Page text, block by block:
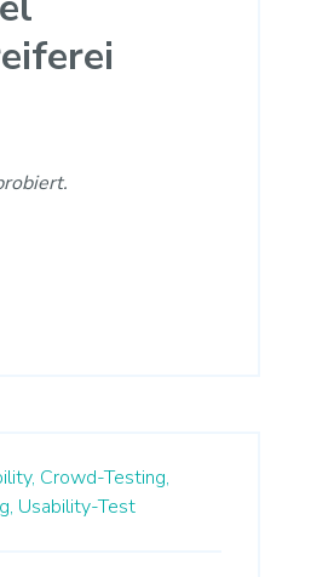
Crowd-Testing,
Usability-Test